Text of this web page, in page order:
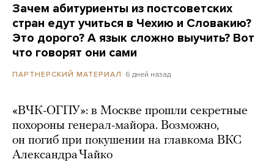
Зачем абитуриенты из постсоветских
стран едут учиться в Чехию и Словакию?
Это дорого? А язык сложно выучить? Вот
что говорят они сами
ПАРТНЕРСКИЙ МАТЕРИАЛ 6 дней назад
«ВЧК-ОГПУ»: в Москве прошли секретные
похороны генерал-майора. Возможно,
он погиб при покушении на главкома ВКС
Александра Чайко